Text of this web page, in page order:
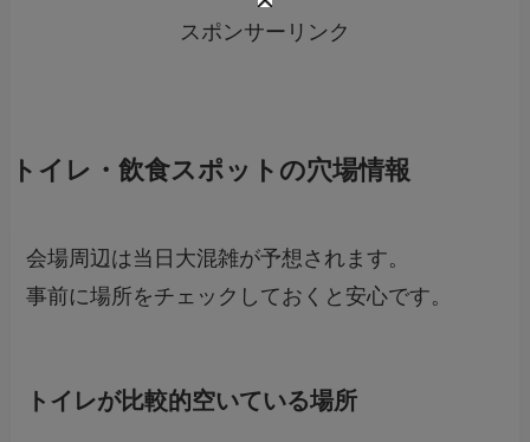
スポンサーリンク
トイレ・飲食スポットの穴場情報
会場周辺は当日大混雑が予想されます。
事前に場所をチェックしておくと安心です。
トイレが比較的空いている場所